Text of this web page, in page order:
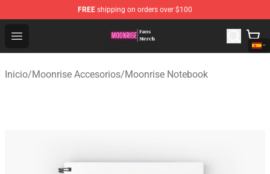
FREE shipping on orders over $100
Open menu
Moonrise Store - Official Moonrise Merchandise Shop
Inicio/Moonrise Accesorios/Moonrise Notebook